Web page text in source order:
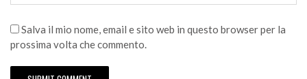
Salva il mio nome, email e sito web in questo browser per la
prossima volta che commento.